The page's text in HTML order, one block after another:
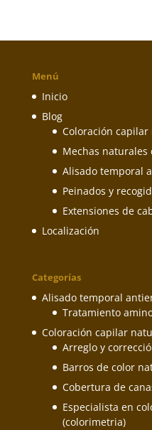
Menú
Inicio
Blog
Coloración
Mechas naturales
Alisado temporal
Peinados y
Extensiones de
Localización
Categorías
Alisado temporal
Tratamiento
Coloración capilar
Arreglo y
Barros de color
Cobertura de
Especialista en
(colorimetria)